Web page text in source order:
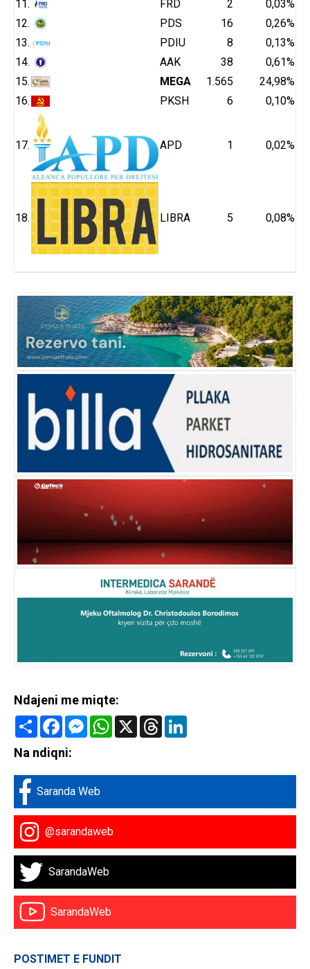
11.
FRD 2
0,03%
12.
PDS 16
0,26%
13.
PDIU 8
0,13%
14.
AAK 38
0,61%
15.
MEGA 1.565
24,98%
16.
PKSH 6 0,10%
17. APD 1 0,02%
18. LIBRA 5 0,08%
Ndajeni me miqte:
Share FacebookMessenger
WhatsApp
X Threads
Na ndiqni:
Saranda Web
@sarandaweb
SarandaWeb
SarandaWeb
POSTIMET E FUNDIT